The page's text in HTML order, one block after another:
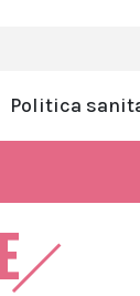
Politica